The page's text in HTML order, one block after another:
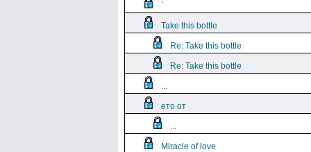
`
Take this bottle
Re: Take this bottle
Re: Take this bottle
...
ето от
...
Miracle of love